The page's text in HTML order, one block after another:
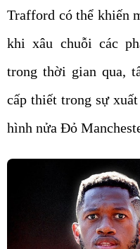
Trafford có thể khiến
khi xâu chuỗi các
trong thời gian qua,
cấp thiết trong sự
hình nửa Đỏ